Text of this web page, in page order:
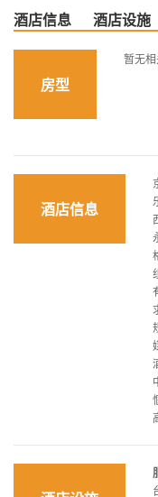
酒店信息 酒店设施
房型
暂无
酒店信息